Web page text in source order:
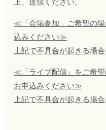
≪ 「会場参加」ご希望の
込みください≫
上記で不具合が起きる場
≪ 「ライブ配信」をご希
お申込みください≫
上記で不具合が起きる場